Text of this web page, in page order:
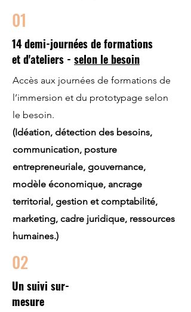
01
14 demi-journées de formations
et d'ateliers - selon le besoin
Accès aux journées de formations de
l’immersion et du prototypage selon
le besoin.
(Idéation, détection des besoins,
communication, posture
entrepreneuriale, gouvernance,
modèle économique, ancrage
territorial, gestion et comptabilité,
marketing, cadre juridique, ressources
humaines.)
02
Un suivi sur-
mesure